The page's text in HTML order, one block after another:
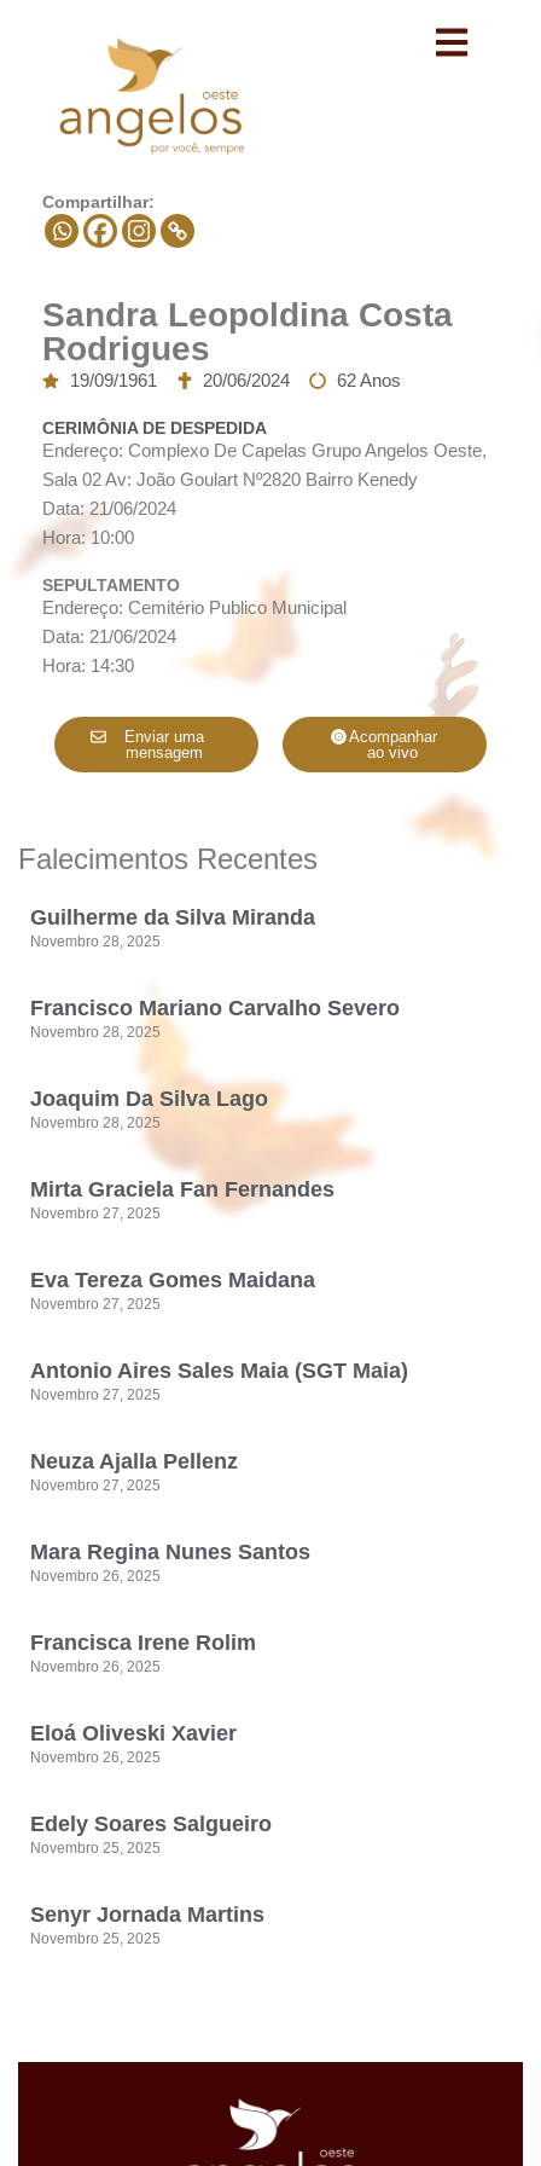
Compartilhar:
Sandra Leopoldina Costa
Rodrigues
19/09/1961 20/06/2024 62 Anos
CERIMÔNIA DE DESPEDIDA
Endereço: Complexo De Capelas Grupo Angelos Oeste,
Sala 02 Av: João Goulart Nº2820 Bairro Kenedy
Data: 21/06/2024
Hora: 10:00
SEPULTAMENTO
Endereço: Cemitério Publico Municipal
Data: 21/06/2024
Hora: 14:30
Enviar uma
mensagem
Acompanhar
ao vivo
Falecimentos Recentes
Guilherme da Silva Miranda
Novembro 28, 2025
Francisco Mariano Carvalho Severo
Novembro 28, 2025
Joaquim Da Silva Lago
Novembro 28, 2025
Mirta Graciela Fan Fernandes
Novembro 27, 2025
Eva Tereza Gomes Maidana
Novembro 27, 2025
Antonio Aires Sales Maia (SGT Maia)
Novembro 27, 2025
Neuza Ajalla Pellenz
Novembro 27, 2025
Mara Regina Nunes Santos
Novembro 26, 2025
Francisca Irene Rolim
Novembro 26, 2025
Eloá Oliveski Xavier
Novembro 26, 2025
Edely Soares Salgueiro
Novembro 25, 2025
Senyr Jornada Martins
Novembro 25, 2025